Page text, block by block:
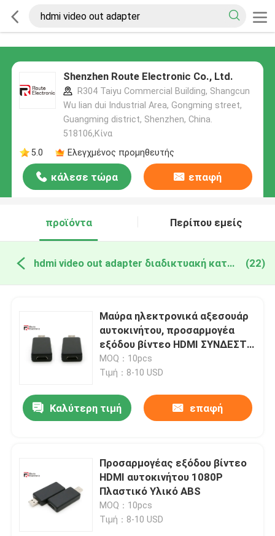
Shenzhen Route Electronic Co., Ltd.
R304 Taiyu Commercial Building, Shangcun
Wu lian dui Industrial Area, Gongming street,
Guangming district, Shenzhen, China.
518106,Κίνα
5.0
Ελεγχμένος προμηθευτής
κάλεσε τώρα επαφή
προϊόντα Περίπου εμείς
hdmi video out adapter διαδικτυακή κατασκευή (22)
Μαύρα ηλεκτρονικά αξεσουάρ
αυτοκινήτου, προσαρμογέα
εξόδου βίντεο HDMI ΣΥΝΔΕΣΤΕ
και ΠΑΙΞΤΕ
MOQ：10pcs
Τιμή：8-10 USD
Καλύτερη τιμή επαφή
Προσαρμογέας εξόδου βίντεο
HDMI αυτοκινήτου 1080P
Πλαστικό Υλικό ABS
MOQ：10pcs
Τιμή：8-10 USD